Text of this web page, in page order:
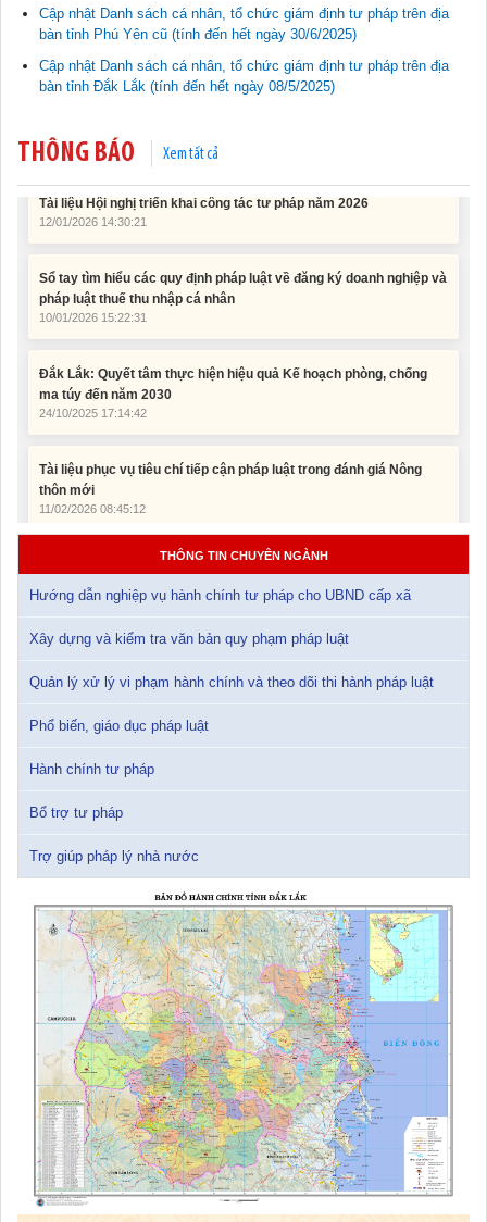
Cập nhật Danh sách cá nhân, tổ chức giám định tư pháp trên địa
bàn tỉnh Phú Yên cũ (tính đến hết ngày 30/6/2025)
Cập nhật Danh sách cá nhân, tổ chức giám định tư pháp trên địa
bàn tỉnh Đắk Lắk (tính đến hết ngày 08/5/2025)
THÔNG BÁO Xem tất cả
Tài liệu Hội nghị công chức, viên chức và người lao động năm
15/01/2026 15:29:29
12/01/2026 14:30:21
Sổ tay tìm hiểu các quy định pháp luật về đăng ký doanh nghiệp và
pháp luật thuế thu nhập cá nhân
Đắk Lắk: Quyết tâm thực hiện hiệu quả Kế hoạch phòng, chống
ma túy đến năm 2030
Tài liệu phục vụ tiêu chí tiếp cận pháp luật trong đánh giá Nông
thôn mới
Tài liệu Hội nghị công chức, viên chức và người lao động năm
2025
Tài liệu Hội nghị triển khai công tác tư pháp năm 2026
12/01/2026 14:30:21
pháp luật thuế thu nhập cá nhân
10/01/2026 15:22:31
ma túy đến năm 2030
THÔNG TIN CHUYÊN NGÀNH
Hướng dẫn nghiệp vụ hành chính tư pháp cho UBND cấp xã
Xây dựng và kiểm tra văn bản quy phạm pháp luật
Quản lý xử lý vi phạm hành chính và theo dõi thi hành pháp luật
Phổ biến, giáo dục pháp luật
Hành chính tư pháp
Bổ trợ tư pháp
Trợ giúp pháp lý nhà nước